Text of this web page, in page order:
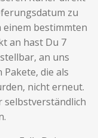
zu
bestimmten
an hast Du 7
an uns
die als
nicht erneut.
selbstverständlich